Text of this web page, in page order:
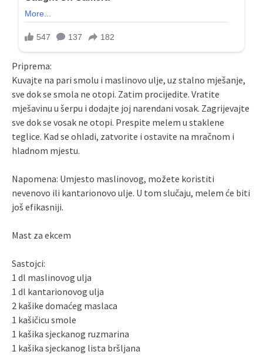
Priprema:
Kuvajte na pari smolu i maslinovo ulje, uz stalno mješanje,
sve dok se smola ne otopi. Zatim procijedite. Vratite
mješavinu u šerpu i dodajte joj narendani vosak. Zagrijevajte
sve dok se vosak ne otopi. Prespite melem u staklene
teglice. Kad se ohladi, zatvorite i ostavite na mračnom i
hladnom mjestu.
Napomena: Umjesto maslinovog, možete koristiti
nevenovo ili kantarionovo ulje. U tom slučaju, melem će biti
još efikasniji.
Mast za ekcem
Sastojci:
1 dl maslinovog ulja
1 dl kantarionovog ulja
2 kašike domaćeg maslaca
1 kašičicu smole
1 kašika sjeckanog ruzmarina
1 kašika sjeckanog lista bršljana